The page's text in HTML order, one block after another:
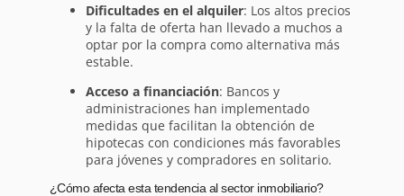
Dificultades en el alquiler: Los altos precios
y la falta de oferta han llevado a muchos a
optar por la compra como alternativa más
estable.
Acceso a financiación: Bancos y
administraciones han implementado
medidas que facilitan la obtención de
hipotecas con condiciones más favorables
para jóvenes y compradores en solitario.
¿Cómo afecta esta tendencia al sector inmobiliario?